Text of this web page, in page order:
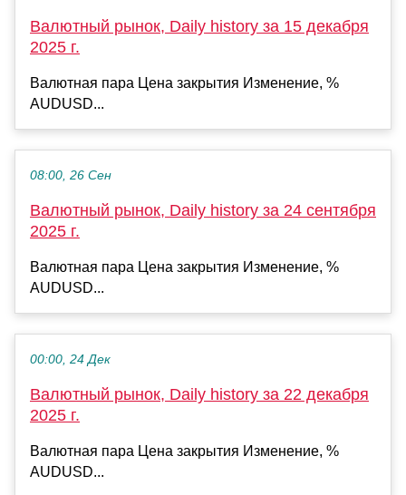
Валютный рынок, Daily history за 15 декабря
2025 г.
Валютная пара Цена закрытия Изменение, %
AUDUSD...
08:00, 26 Сен
Валютный рынок, Daily history за 24 сентября
2025 г.
Валютная пара Цена закрытия Изменение, %
AUDUSD...
00:00, 24 Дек
Валютный рынок, Daily history за 22 декабря
2025 г.
Валютная пара Цена закрытия Изменение, %
AUDUSD...